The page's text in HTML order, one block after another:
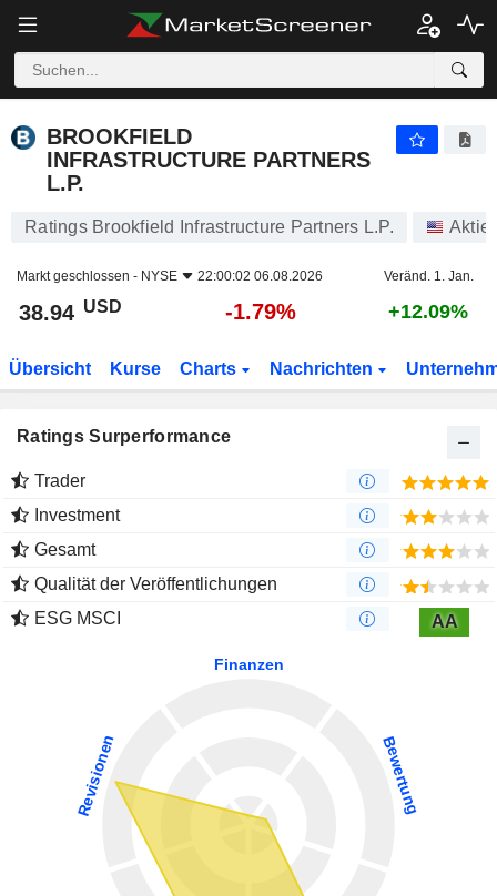
BROOKFIELD
INFRASTRUCTURE PARTNERS
L.P.
Ratings Brookfield Infrastructure Partners L.P.
Markt geschlossen - NYSE 22:00:02 06.08.2026 Veränd. 1. Jan.
38.94 USD -1.79% +12.09%
Übersicht Kurse Charts Nachrichten
Ratings Surperformance
Trader
Investment
Gesamt
Qualität der Veröffentlichungen
ESG MSCI
AA